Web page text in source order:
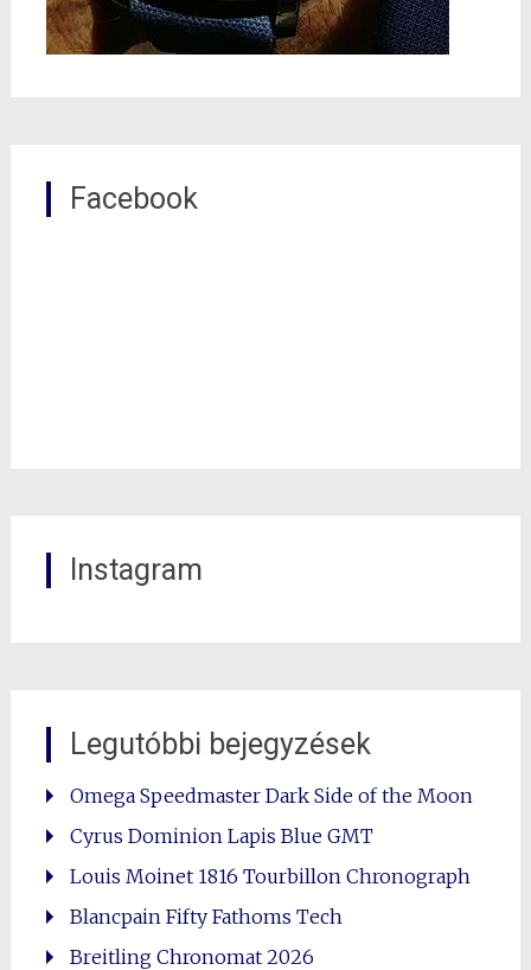
Facebook
Instagram
Legutóbbi bejegyzések
Omega Speedmaster Dark Side of the Moon
Cyrus Dominion Lapis Blue GMT
Louis Moinet 1816 Tourbillon Chronograph
Blancpain Fifty Fathoms Tech
Breitling Chronomat 2026